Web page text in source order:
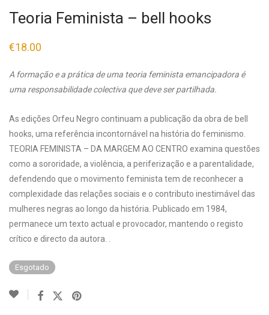
Teoria Feminista – bell hooks
€18.00
A formação e a prática de uma teoria feminista emancipadora é
uma responsabilidade colectiva que deve ser partilhada.
As edições Orfeu Negro continuam a publicação da obra de bell
hooks, uma referência incontornável na história do feminismo.
TEORIA FEMINISTA – DA MARGEM AO CENTRO examina questões
como a sororidade, a violência, a periferização e a parentalidade,
defendendo que o movimento feminista tem de reconhecer a
complexidade das relações sociais e o contributo inestimável das
mulheres negras ao longo da história. Publicado em 1984,
permanece um texto actual e provocador, mantendo o registo
crítico e directo da autora. .
Esgotado